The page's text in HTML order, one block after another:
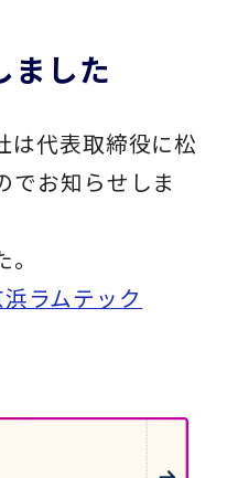
ました
は代表取締役に松
でお知らせしま
ラムテック